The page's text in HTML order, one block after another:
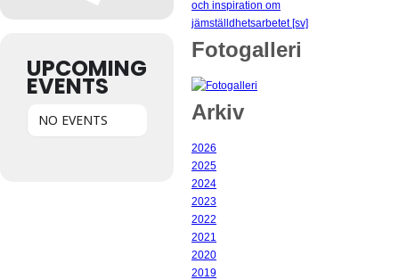
UPCOMING
EVENTS
NO EVENTS
Fotogalleri
Arkiv
2026
2025
2024
2023
2022
2021
2020
2019